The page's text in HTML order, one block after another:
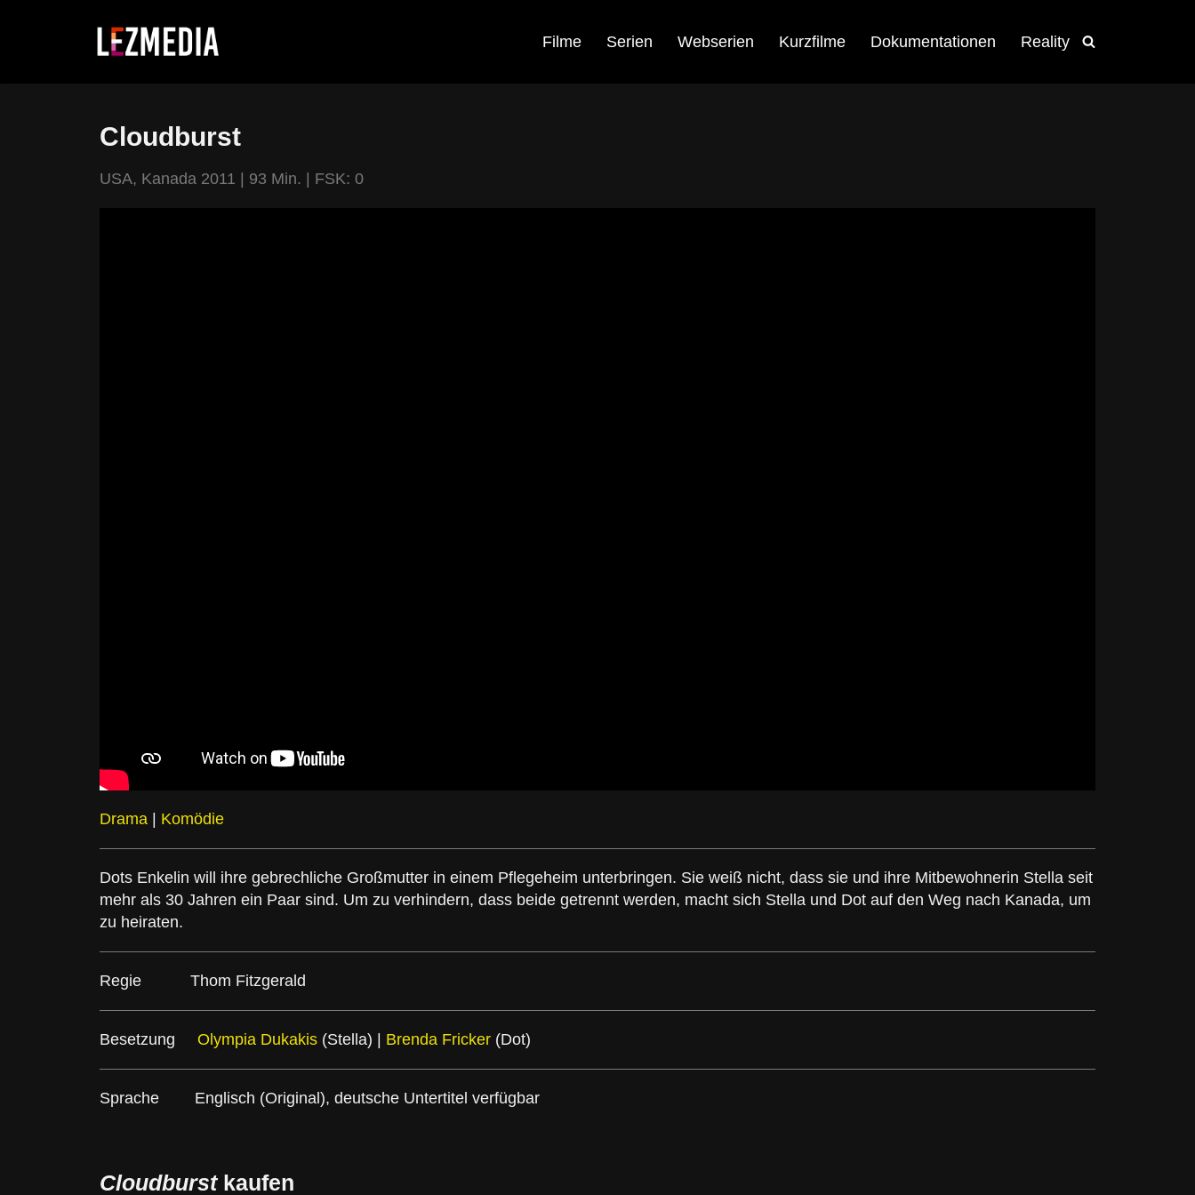
Filme Serien Webserien Kurzfilme Dokumentationen Reality
Cloudburst
USA, Kanada 2011 | 93 Min. | FSK: 0
Drama | Komödie
Dots Enkelin will ihre gebrechliche Großmutter in einem Pflegeheim unterbringen. Sie weiß nicht, dass sie und ihre Mitbewohnerin Stella seit
mehr als 30 Jahren ein Paar sind. Um zu verhindern, dass beide getrennt werden, macht sich Stella und Dot auf den Weg nach Kanada, um
zu heiraten.
Regie Thom Fitzgerald
Besetzung Olympia Dukakis (Stella) | Brenda Fricker (Dot)
Sprache Englisch (Original), deutsche Untertitel verfügbar
Cloudburstkaufen